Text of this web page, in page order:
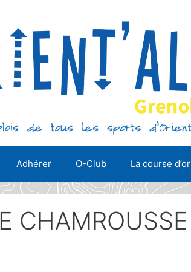
Adhérer O-Club La course
CHAMROUSSE